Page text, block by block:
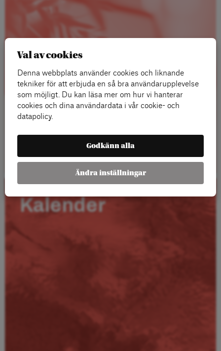
Kalender
Val av cookies
Denna webbplats använder cookies och liknande
tekniker för att erbjuda en så bra användarupplevelse
som möjligt. Du kan läsa mer om hur vi hanterar
cookies och dina användardata i vår cookie- och
datapolicy.
Godkänn alla
Ändra inställningar